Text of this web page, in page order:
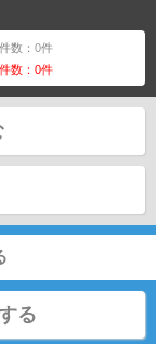
数：0件
数：0件
る